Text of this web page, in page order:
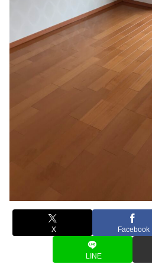
X Facebook
LINE